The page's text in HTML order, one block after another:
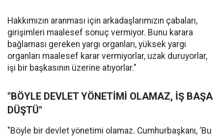
Hakkımızın aranması için arkadaşlarımızın çabaları,
girişimleri maalesef sonuç vermiyor. Bunu karara
bağlaması gereken yargı organları, yüksek yargı
organları maalesef karar vermiyorlar, uzak duruyorlar,
işi bir başkasının üzerine atıyorlar."
"BÖYLE DEVLET YÖNETİMİ OLAMAZ, İŞ BAŞA
DÜŞTÜ"
"Böyle bir devlet yönetimi olamaz. Cumhurbaşkanı, ‘Bu